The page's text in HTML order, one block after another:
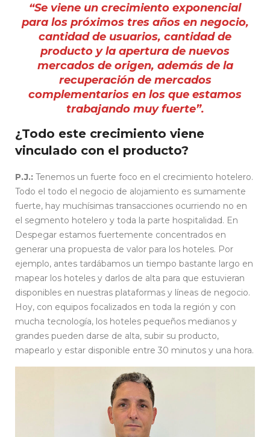
“Se viene un crecimiento exponencial
para los próximos tres años en negocio,
cantidad de usuarios, cantidad de
producto y la apertura de nuevos
mercados de origen, además de la
recuperación de mercados
complementarios en los que estamos
trabajando muy fuerte”.
¿Todo este crecimiento viene
vinculado con el producto?
P.J.: Tenemos un fuerte foco en el crecimiento hotelero.
Todo el todo el negocio de alojamiento es sumamente
fuerte, hay muchísimas transacciones ocurriendo no en
el segmento hotelero y toda la parte hospitalidad. En
Despegar estamos fuertemente concentrados en
generar una propuesta de valor para los hoteles. Por
ejemplo, antes tardábamos un tiempo bastante largo en
mapear los hoteles y darlos de alta para que estuvieran
disponibles en nuestras plataformas y líneas de negocio.
Hoy, con equipos focalizados en toda la región y con
mucha tecnología, los hoteles pequeños medianos y
grandes pueden darse de alta, subir su producto,
mapearlo y estar disponible entre 30 minutos y una hora.